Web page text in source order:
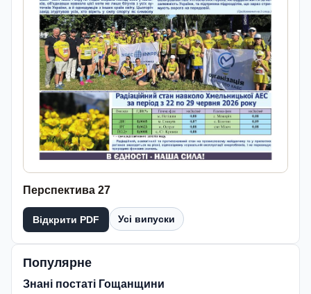
Перспектива 27
Відкрити PDF Усі випуски
Популярне
Знані постаті Гощанщини